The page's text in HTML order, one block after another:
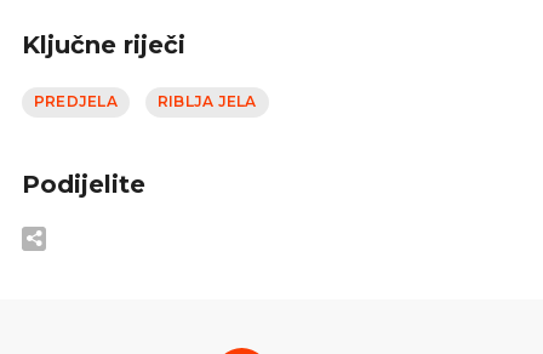
Ključne riječi
PREDJELA RIBLJA JELA
Podijelite